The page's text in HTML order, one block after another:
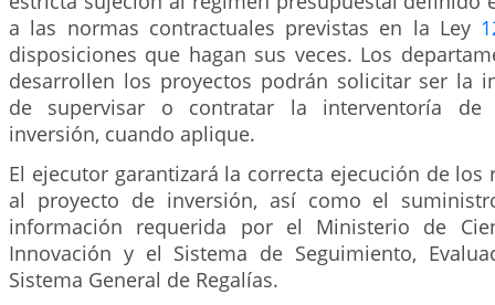
a las normas contractuales previstas en la Ley
disposiciones que hagan sus veces. Los
desarrollen los proyectos podrán solicitar ser la
de supervisar o contratar la interventoría de
inversión, cuando aplique.
El ejecutor garantizará la correcta ejecución de los
al proyecto de inversión, así como el
información requerida por el Ministerio de
Innovación y el Sistema de Seguimiento,
Sistema General de Regalías.